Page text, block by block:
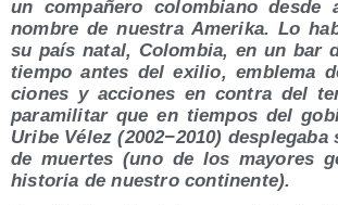
un com­pa­ñe­ro colom­biano des­de
nom­bre de nues­tra Ame­ri­ka. Lo
su país natal, Colom­bia, en un bar
tiem­po antes del exi­lio, emble­ma
cio­nes y accio­nes en con­tra del
para­mi­li­tar que en tiem­pos del
Uri­be Vélez (2002−2010)
de muer­tes (uno de los mayo­res
his­to­ria de nues­tro continente).